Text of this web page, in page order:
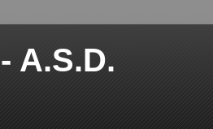
A.S.D.